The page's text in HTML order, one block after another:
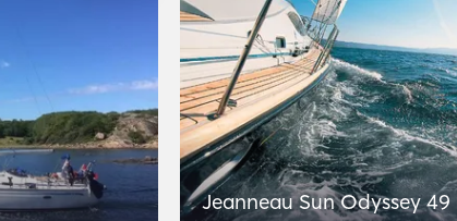
Jeanneau Sun Odyssey 49